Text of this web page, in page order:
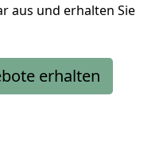
aus und erhalten Sie
erhalten